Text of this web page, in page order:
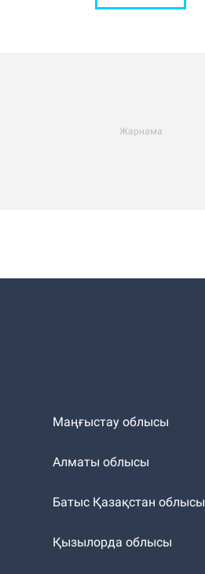
Маңғыстау облысы
Алматы облысы
Батыс Қазақстан облысы
Қызылорда облысы